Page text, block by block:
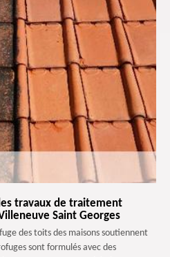
travaux de traitement
Saint Georges
des toits des maisons soutiennent
sont formulés avec des